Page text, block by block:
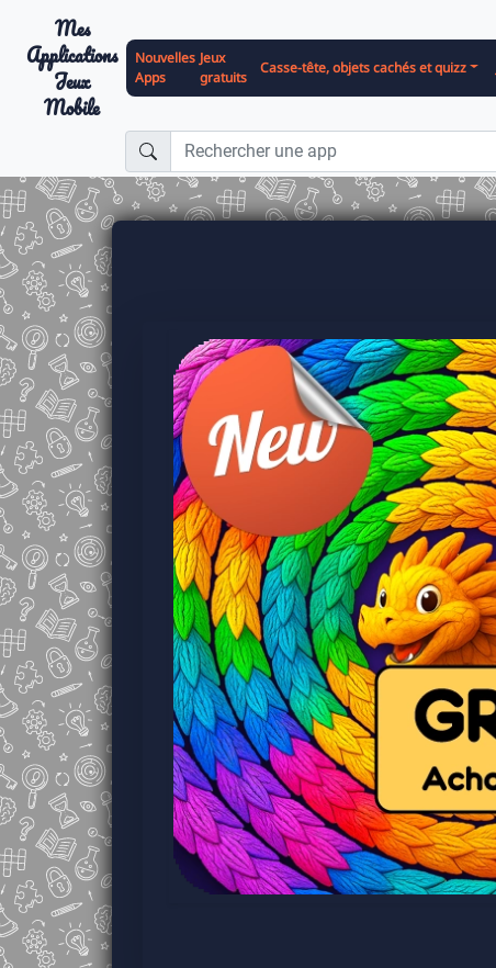
Mes
Applications
Jeux
Mobile
Nouvelles
Apps
Jeux
gratuits
Casse-tête, objets cachés et quizz